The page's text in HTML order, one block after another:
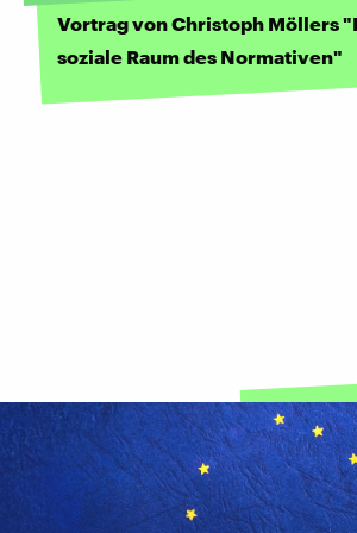
Vortrag von Christoph Möllers
soziale Raum des Normativen"